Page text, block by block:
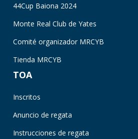
44Cup Baiona 2024
Monte Real Club de Yates
Comité organizador MRCYB
Tienda MRCYB
TOA
Inscritos
Anuncio de regata
Instrucciones de regata